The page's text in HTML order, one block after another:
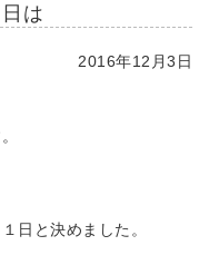
は
2016年12月3日
日と決めました。